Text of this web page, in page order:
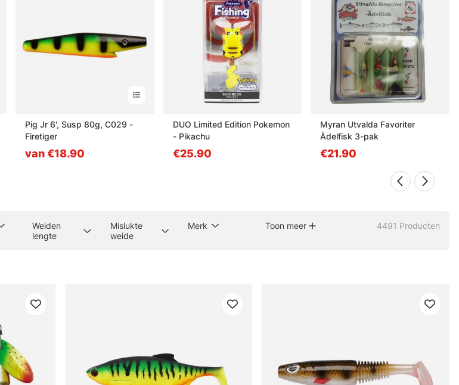
Pig Jr 6', Susp 80g, C029 -
Firetiger
van €18.90
DUO Limited Edition Pokemon
- Pikachu
€25.90
Myran Utvalda Favoriter
Ädelfisk 3-pak
€21.90
Weiden
lengte
Mislukte
weide
Merk Toon meer 4491 Producten